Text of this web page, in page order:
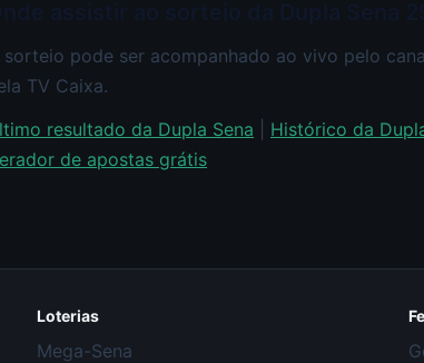
sorteio pode ser acompanhado ao vivo pelo
TV Caixa.
resultado da Dupla Sena
Histórico da
de apostas grátis
Loterias
Mega-Sena